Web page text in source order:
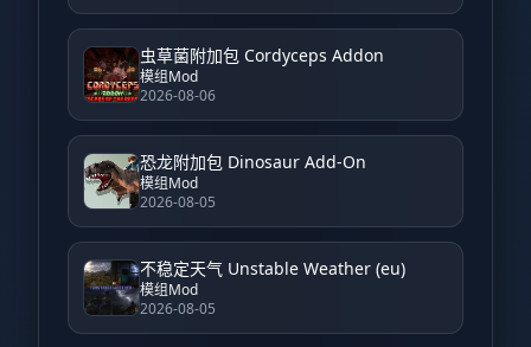
虫草菌附加包 Cordyceps Addon
模组Mod
2026-08-06
恐龙附加包 Dinosaur Add-On
模组Mod
2026-08-05
不稳定天气 Unstable Weather (eu)
模组Mod
2026-08-05